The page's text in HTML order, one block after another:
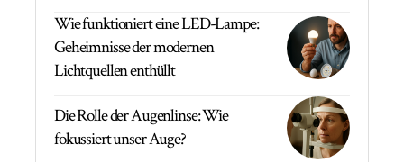
Wie funktioniert eine LED-Lampe:
Geheimnisse der modernen
Lichtquellen enthüllt
Die Rolle der Augenlinse: Wie
fokussiert unser Auge?